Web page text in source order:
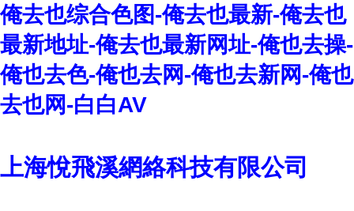
俺去也综合色图-俺去也最新-俺去也
最新地址-俺去也最新网址-俺也去操-
俺也去色-俺也去网-俺也去新网-俺也
去也网-白白AV
上海悅飛溪網絡科技有限公司